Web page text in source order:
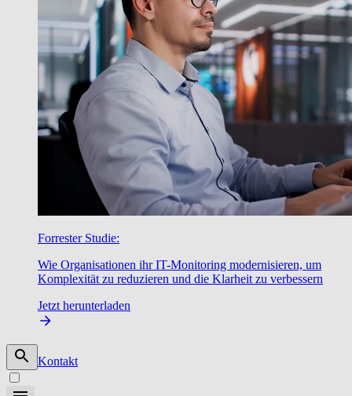
Forrester Studie:
Wie Organisationen ihr IT-Monitoring modernisieren, um
Komplexität zu reduzieren und die Klarheit zu verbessern
Jetzt herunterladen
Kontakt